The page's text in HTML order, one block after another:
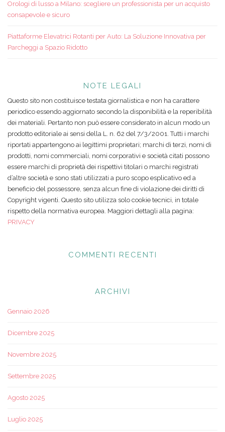
Orologi di lusso a Milano: scegliere un professionista per un acquisto
consapevole e sicuro
Piattaforme Elevatrici Rotanti per Auto: La Soluzione Innovativa per
Parcheggi a Spazio Ridotto
NOTE LEGALI
Questo sito non costituisce testata giornalistica e non ha carattere
periodico essendo aggiornato secondo la disponibilità e la reperibilità
dei materiali. Pertanto non può essere considerato in alcun modo un
prodotto editoriale ai sensi della L. n. 62 del 7/3/2001. Tutti i marchi
riportati appartengono ai legittimi proprietari; marchi di terzi, nomi di
prodotti, nomi commerciali, nomi corporativi e società citati possono
essere marchi di proprietà dei rispettivi titolari o marchi registrati
d’altre società e sono stati utilizzati a puro scopo esplicativo ed a
beneficio del possessore, senza alcun fine di violazione dei diritti di
Copyright vigenti. Questo sito utilizza solo cookie tecnici, in totale
rispetto della normativa europea. Maggiori dettagli alla pagina:
PRIVACY
COMMENTI RECENTI
ARCHIVI
Gennaio 2026
Dicembre 2025
Novembre 2025
Settembre 2025
Agosto 2025
Luglio 2025